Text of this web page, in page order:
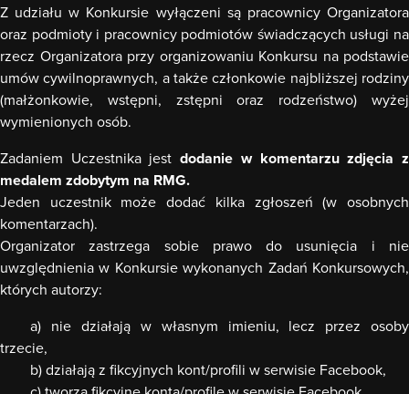
Z udziału w Konkursie wyłączeni są pracownicy Organizatora
oraz podmioty i pracownicy podmiotów świadczących usługi na
rzecz Organizatora przy organizowaniu Konkursu na podstawie
umów cywilnoprawnych, a także członkowie najbliższej rodziny
(małżonkowie, wstępni, zstępni oraz rodzeństwo) wyżej
wymienionych osób.
Zadaniem Uczestnika jestdodanie w komentarzu zdjęcia z
medalem zdobytym na RMG.
Jeden uczestnik może dodać kilka zgłoszeń (w osobnych
komentarzach).
Organizator zastrzega sobie prawo do usunięcia i nie
uwzględnienia w Konkursie wykonanych Zadań Konkursowych,
których autorzy:
a) nie działają w własnym imieniu, lecz przez osoby
trzecie,
b) działają z fikcyjnych kont/profili w serwisie Facebook,